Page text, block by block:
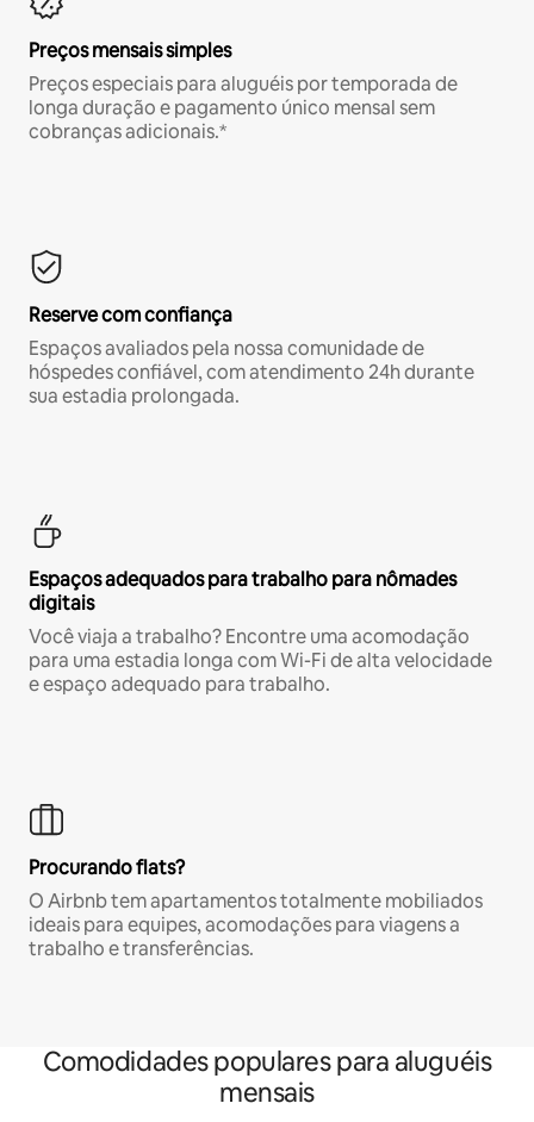
Preços mensais simples
Preços especiais para aluguéis por temporada de
longa duração e pagamento único mensal sem
cobranças adicionais.*
Reserve com confiança
Espaços avaliados pela nossa comunidade de
hóspedes confiável, com atendimento 24h durante
sua estadia prolongada.
Espaços adequados para trabalho para nômades
digitais
Você viaja a trabalho? Encontre uma acomodação
para uma estadia longa com Wi-Fi de alta velocidade
e espaço adequado para trabalho.
Procurando flats?
O Airbnb tem apartamentos totalmente mobiliados
ideais para equipes, acomodações para viagens a
trabalho e transferências.
Comodidades populares para aluguéis
mensais